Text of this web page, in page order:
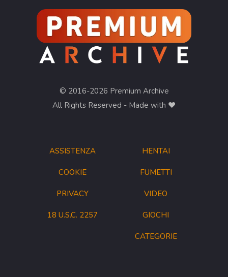
ASSISTENZA
COOKIE
PRIVACY
18 U.S.C. 2257
© 2016-2026 Premium Archive
All Rights Reserved - Made with ❤︎
HENTAI
FUMETTI
VIDEO
GIOCHI
CATEGORIE